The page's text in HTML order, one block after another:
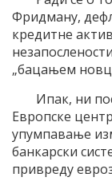
Фридману,
кредитне
„бацањем
Ипак, ни
Европске
упумпавање
банкарски
привреду